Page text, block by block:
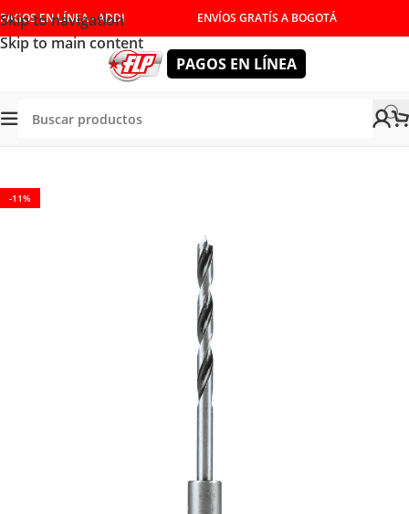
Skip to navigation
Skip to main content
PAGOS EN LÍNEA - ADDI ENVÍOS GRATÍS A BOGOTÁ
PAGOS EN LÍNEA
Tienda/HERRAMIENTAS MANUALES CORTE Y DESBASTE
-11%